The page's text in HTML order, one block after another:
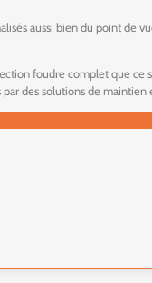
aussi bien du point de
foudre complet que ce
par des solutions de